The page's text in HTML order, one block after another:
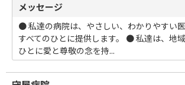
メッセージ
● 私達の病院は、やさしい、わかりやすい
すべてのひとに提供します。 ● 私達は、地
ひとに愛と尊敬の念を持...